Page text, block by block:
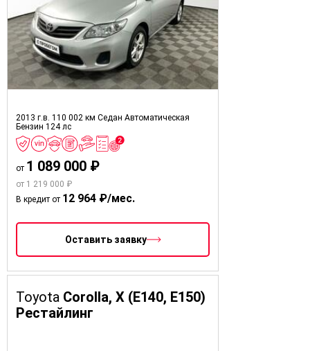
2013 г.в. 110 002 км Седан Автоматическая
Бензин 124 лс
от 1 089 000 ₽
от 1 219 000 ₽
В кредит от 12 964 ₽/мес.
Оставить заявку
Toyota Corolla, X (E140, E150)
Рестайлинг